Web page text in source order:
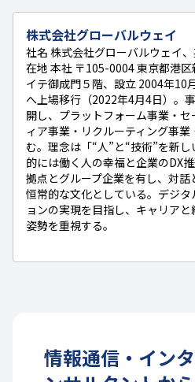
株式会社グローバルウェイ
社名 株式会社グローバルウェイ
在地 本社 〒105-0004 東京都港
イテ御成門５階、設立 2004年10
へ上場移行（2022年4月4日）。
開し、プラットフォーム事業・
ィア事業・リクルーティング事
む。理念は「“人”と“技術”を新
的には働く人の幸福と企業のDX
拠点とグループ企業を有し、対
恒常的な文化としている。デジ
ョンの実現を目指し、キャリア
姿勢を重視する。
情報通信・イン